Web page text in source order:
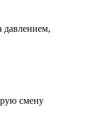
давлением,
смену